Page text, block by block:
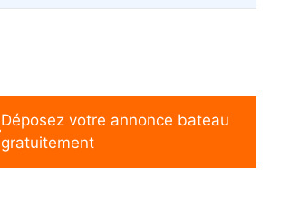
Déposez votre annonce bateau
gratuitement